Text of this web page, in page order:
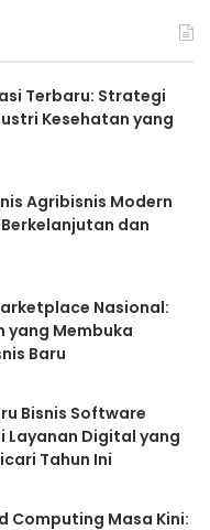
Terbaru: Strategi
Kesehatan yang
Agribisnis Modern
dan
Nasional:
yang Membuka
Baru
Bisnis Software
Layanan Digital yang
Tahun Ini
Computing Masa Kini: